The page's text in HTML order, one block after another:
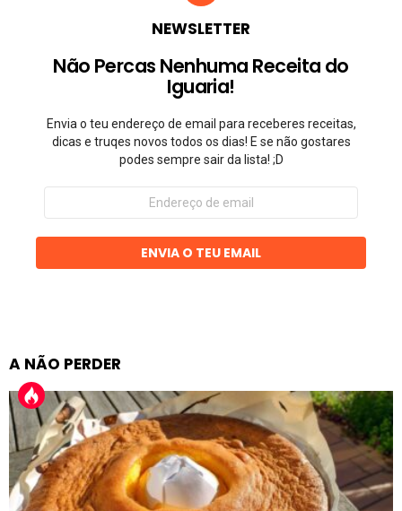
NEWSLETTER
Não Percas Nenhuma Receita do
Iguaria!
Envia o teu endereço de email para receberes receitas,
dicas e truqes novos todos os dias! E se não gostares
podes sempre sair da lista! ;D
Endereço
email
ENVIA O TEU EMAIL
A NÃO PERDER